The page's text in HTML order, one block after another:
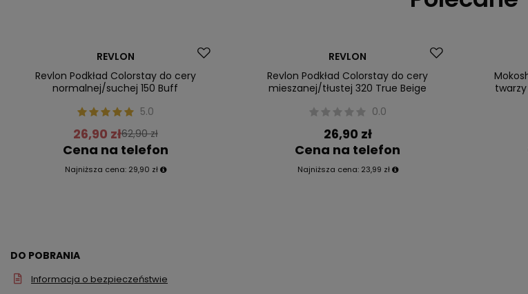
REVLON
Revlon Podkład Colorstay do cery
normalnej/suchej 150 Buff
5.0
26,90 zł62,90 zł
Cena na telefon
Najniższa cena: 29,90 zł
REVLON
Revlon Podkład Colorstay do cery
mieszanej/tłustej 320 True Beige
0.0
26,90 zł
Cena na telefon
Najniższa cena: 23,99 zł
DO POBRANIA
Informacja o bezpieczeństwie